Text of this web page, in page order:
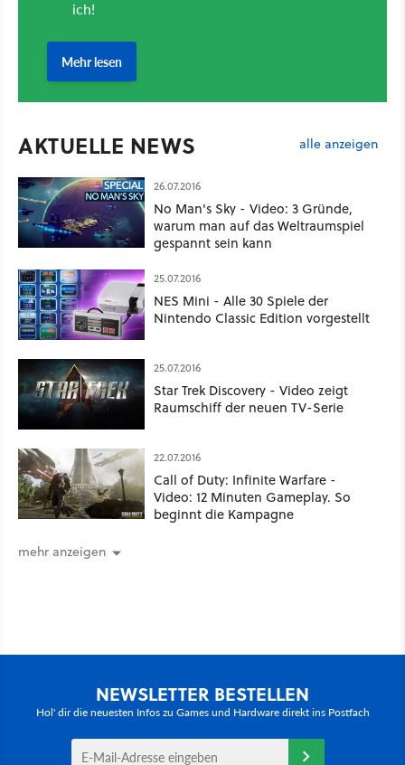
AKTUELLE NEWS alle anzeigen
26.07.2016
No Man's Sky - Video: 3 Gründe,
warum man auf das Weltraumspiel
gespannt sein kann
25.07.2016
NES Mini - Alle 30 Spiele der
Nintendo Classic Edition vorgestellt
25.07.2016
Star Trek Discovery - Video zeigt
Raumschiff der neuen TV-Serie
22.07.2016
Call of Duty: Infinite Warfare -
Video: 12 Minuten Gameplay. So
beginnt die Kampagne
mehr anzeigen
NEWSLETTER BESTELLEN
Hol' dir die neuesten Infos zu Games und Hardware direkt ins Postfach